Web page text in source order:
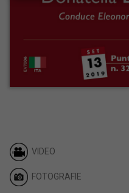
VIDEO
FOTOGRAFIE